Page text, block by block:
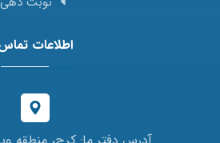
اطلاعات